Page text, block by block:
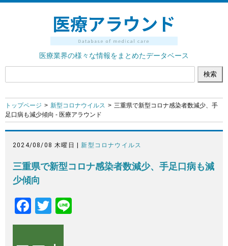
医療業界の様々な情報をまとめたデータベース
トップページ 新型コロナウイルス
三重県で新型コロナ感染者数減少、手
足口病も減少傾向 - 医療アラウンド
2024/08/08 木曜日 |新型コロナウイルス
三重県で新型コロナ感染者数減少、手足口病も減
少傾向
F
a
T
wi